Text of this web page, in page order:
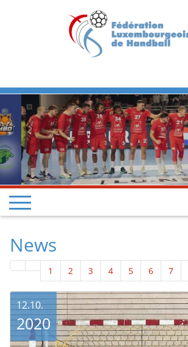
Previous
News
1 2 3 4 5 6 7
12.10.
2020